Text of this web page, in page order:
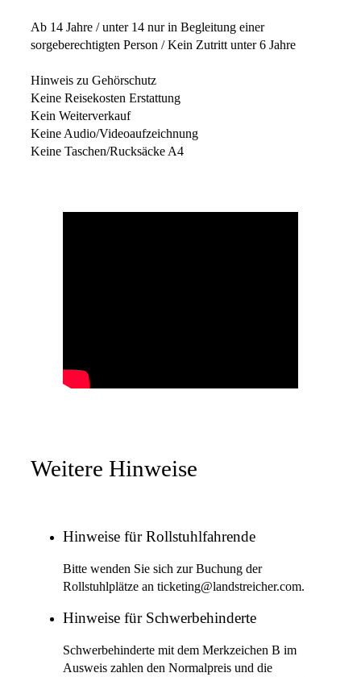
Ab 14 Jahre / unter 14 nur in Begleitung einer
sorgeberechtigten Person / Kein Zutritt unter 6 Jahre
Hinweis zu Gehörschutz
Keine Reisekosten Erstattung
Kein Weiterverkauf
Keine Audio/Videoaufzeichnung
Keine Taschen/Rucksäcke A4
Weitere Hinweise
Hinweise für Rollstuhlfahrende
Bitte wenden Sie sich zur Buchung der
Rollstuhlplätze an ticketing@landstreicher.com.
Hinweise für Schwerbehinderte
Schwerbehinderte mit dem Merkzeichen B im
Ausweis zahlen den Normalpreis und die